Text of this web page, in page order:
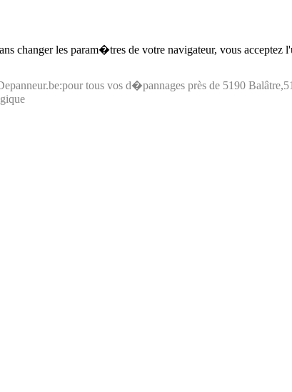
changer les param�tres de votre navigateur, vous
tous vos d�pannages près de 5190